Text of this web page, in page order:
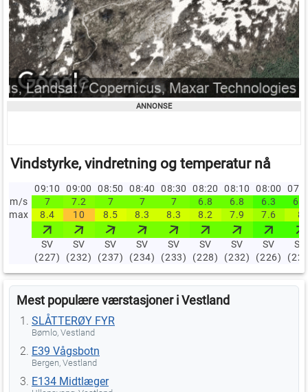
Vindstyrke, vindretning og temperatur nå
09:10 09:00 08:50 08:40 08:30 08:20 08:10 08:00
m/s
7 7.2 7 7 7 6.8 6.8 6.3
6.3
max
8.4 10 8.5 8.3 8.3 8.2 7.9 7.6 8
SV
(227)
SV
(232)
SV
(237)
SV
(234)
SV
(233)
SV
(228)
SV
(232)
SV
(226)
SV
Mest populære værstasjoner i Vestland
SLÅTTERØY FYR
Bømlo, Vestland
E39 Vågsbotn
Bergen, Vestland
E134 Midtlæger